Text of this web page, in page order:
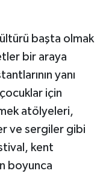
başta olmak
bir araya
yanı
için
atölyeleri,
ve sergiler gibi
kent
boyunca